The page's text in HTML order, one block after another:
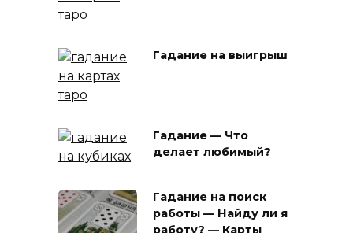
Гадание на выигрыш
Гадание — Что
делает любимый?
Гадание на поиск
работы — Найду ли я